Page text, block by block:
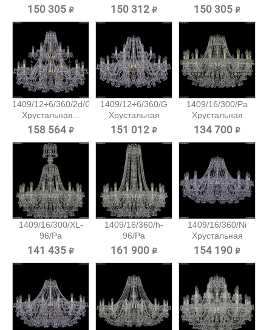
Хрустальная...
150 305 ₽
Хрустальная...
150 312 ₽
Хрустальная...
150 305 ₽
1409/12+6/360/2d/G
Хрустальная...
158 564 ₽
1409/12+6/360/G
Хрустальная
подвесная...
151 012 ₽
1409/16/300/Pa
Хрустальная
подвесная...
134 700 ₽
1409/16/300/XL-
96/Pa
Хрустальная...
141 435 ₽
1409/16/360/h-
96/Pa
Хрустальная...
161 900 ₽
1409/16/360/Ni
Хрустальная
подвесная...
154 190 ₽